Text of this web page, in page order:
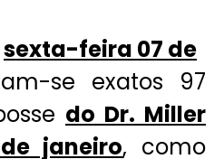
sexta-feira 07 de
se exatos 97
do Dr. Miller
janeiro, como